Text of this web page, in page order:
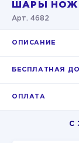
ШАРЫ НОЖ
Арт. 4682
ОПИСАНИЕ
БЕСПЛАТНАЯ
ОПЛАТА
С